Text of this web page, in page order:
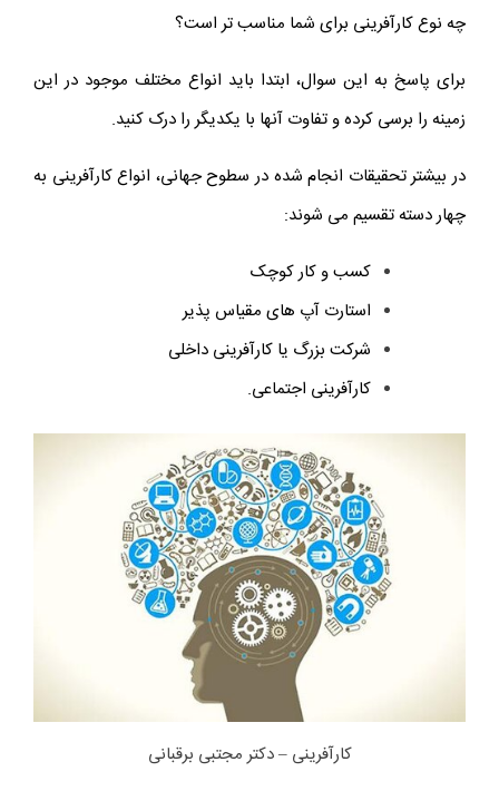
چه نوع کارآفرینی برای شما مناسب تر است؟
برای پاسخ به این سوال، ابتدا باید انواع مختلف موجود در این
زمینه را برسی کرده و تفاوت آنها با یکدیگر را درک کنید.
در بیشتر تحقیقات انجام شده در سطوح جهانی، انواع کارآفرینی به
چهار دسته تقسیم می شوند:
کسب و کار کوچک
استارت آپ های مقیاس پذیر
شرکت بزرگ یا کارآفرینی داخلی
کارآفرینی اجتماعی.
کارآفرینی – دکتر مجتبی برقبانی